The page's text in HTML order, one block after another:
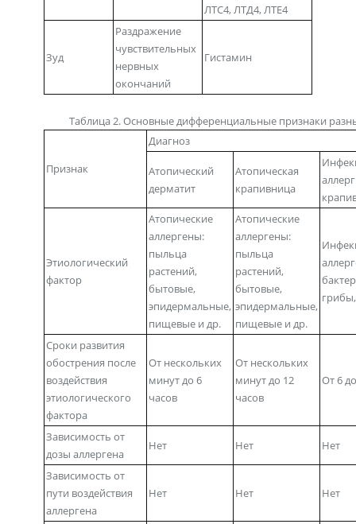
ЛТС4, ЛТД4, ЛТЕ4
Зуд
Раздражение
чувствительных
нервных
окончаний
Гистамин
Таблица 2. Основные дифференциальные признаки
Признак
Диагноз
Атопический
дерматит
Атопическая
крапивница
Этиологический
фактор
Атопические
аллергены:
пыльца
растений,
бытовые,
эпидермальные,
пищевые и др.
Атопические
аллергены:
пыльца
растений,
бытовые,
эпидермальные,
пищевые и др.
Сроки развития
обострения после
воздействия
этиологического
фактора
От нескольких
минут до 6
часов
От нескольких
минут до 12
часов
От 6
Зависимость от
дозы аллергена
Нет Нет Нет
Зависимость от
пути воздействия
аллергена
Нет Нет Нет